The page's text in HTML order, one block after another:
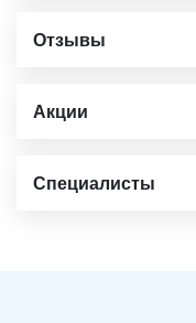
Отзывы
Акции
Специалисты